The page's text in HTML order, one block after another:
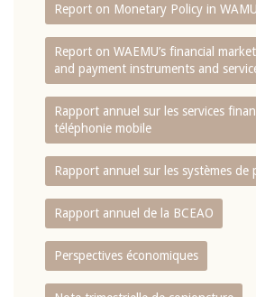
Report on Monetary Policy in WAMU
Report on WAEMU’s financial
and payment instruments and
Rapport annuel sur les services
téléphonie mobile
Rapport annuel sur les systèmes de
Rapport annuel de la BCEAO
Perspectives économiques